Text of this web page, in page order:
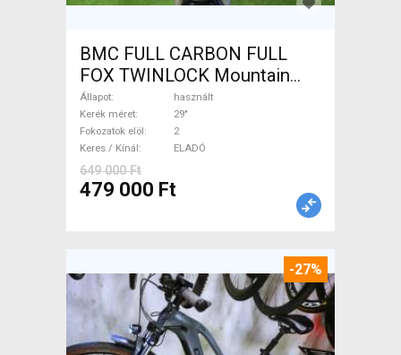
BMC FULL CARBON FULL
FOX TWINLOCK Mountain
Bike 29" össztelós / fully
használt ELADÓ
Állapot
használt
Kerék méret
29"
Fokozatok elöl
2
Keres / Kínál
ELADÓ
649 000 Ft
479 000 Ft
-27%